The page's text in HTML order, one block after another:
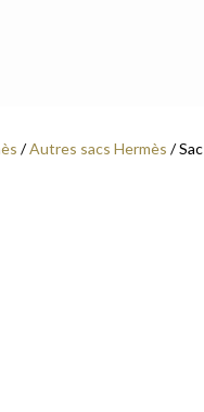
/Autres sacs Hermès /